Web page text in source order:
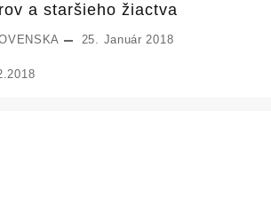
a staršieho žiactva
25. Január 2018